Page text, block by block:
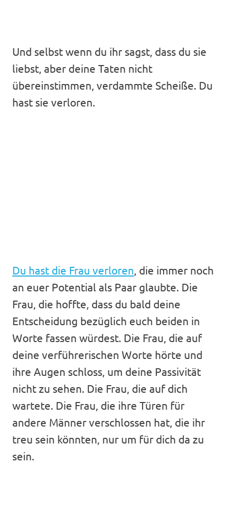
Und selbst wenn du ihr sagst, dass du sie
liebst, aber deine Taten nicht
übereinstimmen, verdammte Scheiße. Du
hast sie verloren.
Du hast die Frau verloren , die immer noch
an euer Potential als Paar glaubte. Die
Frau, die hoffte, dass du bald deine
Entscheidung bezüglich euch beiden in
Worte fassen würdest. Die Frau, die auf
deine verführerischen Worte hörte und
ihre Augen schloss, um deine Passivität
nicht zu sehen. Die Frau, die auf dich
wartete. Die Frau, die ihre Türen für
andere Männer verschlossen hat, die ihr
treu sein könnten, nur um für dich da zu
sein.